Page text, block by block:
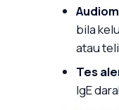
bila
atau
Tes
IgE